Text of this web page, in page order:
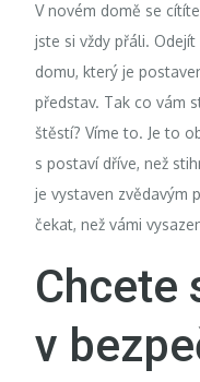
V novém domě se
jste si vždy přáli.
domu, který je
představ. Tak co vám
štěstí? Víme to. Je to
s postaví dříve, než
je vystaven zvědavým
čekat, než vámi
Chcete
v